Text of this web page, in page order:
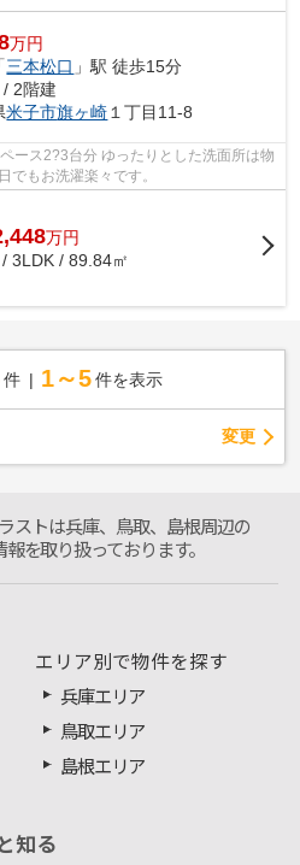
万円
「三本松口 」駅 徒歩15分
2階建
米子市旗ヶ崎 １丁目11-8
ース2?3台分 ゆったりとした洗面所は物
でもお洗濯楽々です。
万円
3LDK / 89.84㎡
件 1～5 件を表示
変更
ストは兵庫、鳥取、島根周辺の
を取り扱っております。
エリア別で物件を探す
兵庫エリア
鳥取エリア
島根エリア
知る